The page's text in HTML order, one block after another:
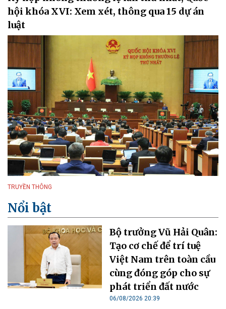
hội khóa XVI: Xem xét, thông qua 15 dự án
luật
TRUYỀN THÔNG
Nổi bật
Bộ trưởng Vũ Hải Quân:
Tạo cơ chế để trí tuệ
Việt Nam trên toàn cầu
cùng đóng góp cho sự
phát triển đất nước
06/08/2026 20:39